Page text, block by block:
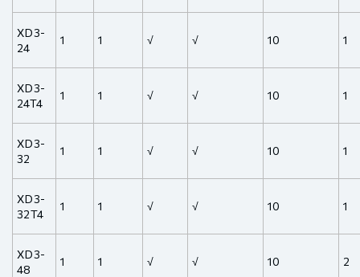
XD3-
24
1 1 √ √ 10 1
XD3-
24T4
1 1 √ √ 10 1
XD3-
32
1 1 √ √ 10 1
XD3-
32T4
1 1 √ √ 10 1
XD3-
48
1 1 √ √ 10 2